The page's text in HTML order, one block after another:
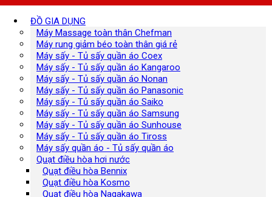
ĐỒ GIA DỤNG
Máy Massage toàn thân Chefman
Máy rung giảm béo toàn thân giá rẻ
Máy sấy - Tủ sấy quần áo Coex
Máy sấy - Tủ sấy quần áo Kangaroo
Máy sấy - Tủ sấy quần áo Nonan
Máy sấy - Tủ sấy quần áo Panasonic
Máy sấy - Tủ sấy quần áo Saiko
Máy sấy - Tủ sấy quần áo Samsung
Máy sấy - Tủ sấy quần áo Sunhouse
Máy sấy - Tủ sấy quần áo Tiross
Máy sấy quần áo - Tủ sấy quần áo
Quạt điều hòa hơi nước
Quạt điều hòa Bennix
Quạt điều hòa Kosmo
Quạt điều hòa Nagakawa